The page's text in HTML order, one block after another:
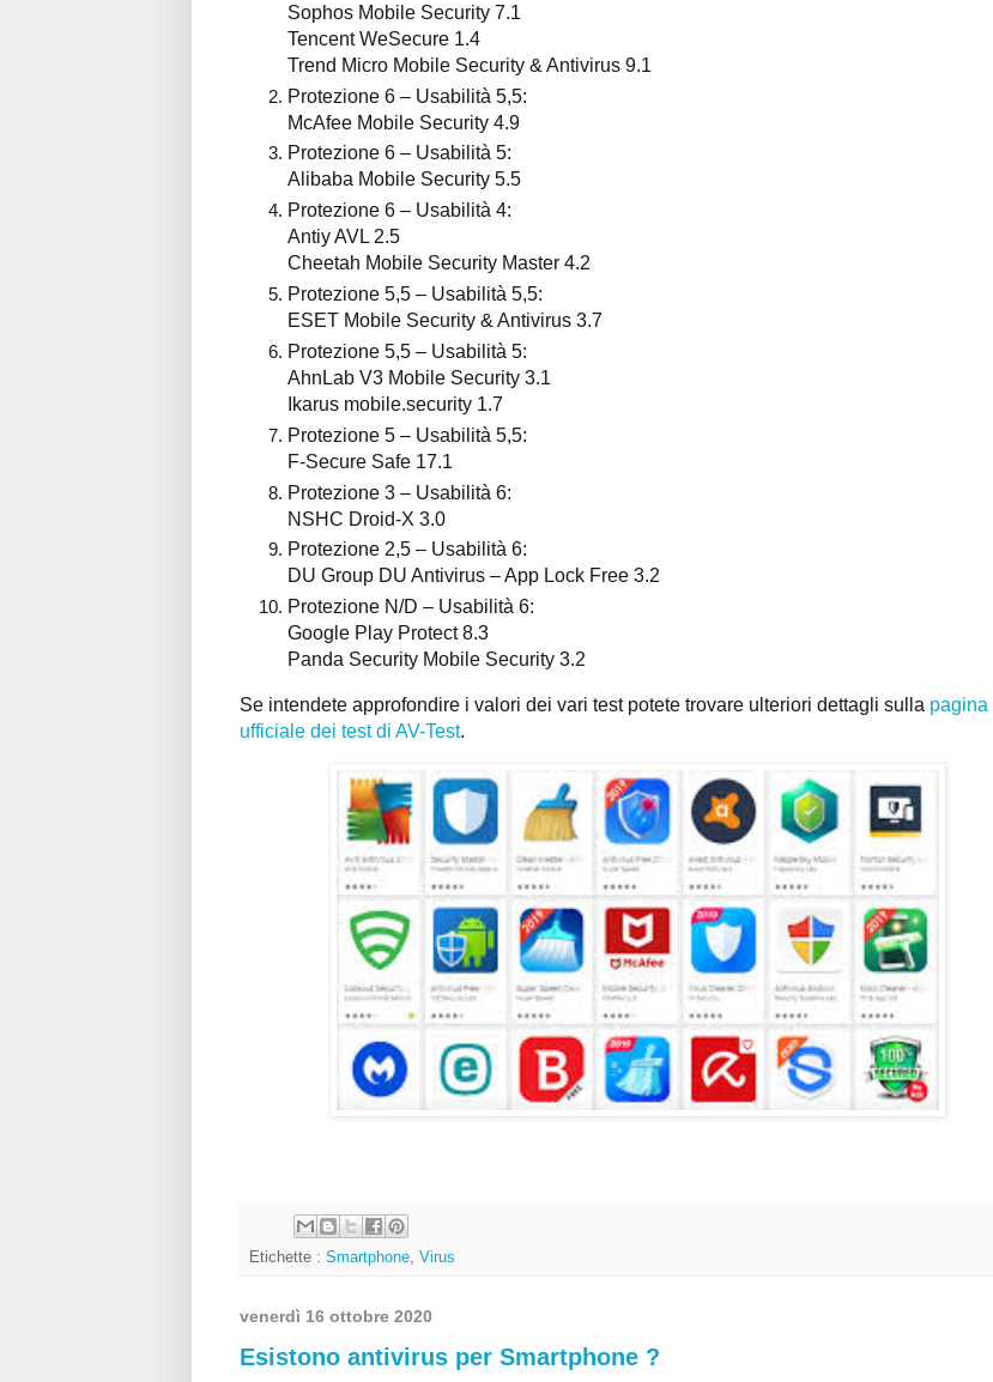
Sophos Mobile Security 7.1
Tencent WeSecure 1.4
Trend Micro Mobile Security & Antivirus 9.1
Protezione 6 – Usabilità 5,5:
McAfee Mobile Security 4.9
Protezione 6 – Usabilità 5:
Alibaba Mobile Security 5.5
Protezione 6 – Usabilità 4:
Antiy AVL 2.5
Cheetah Mobile Security Master 4.2
Protezione 5,5 – Usabilità 5,5:
ESET Mobile Security & Antivirus 3.7
Protezione 5,5 – Usabilità 5:
AhnLab V3 Mobile Security 3.1
Ikarus mobile.security 1.7
Protezione 5 – Usabilità 5,5:
F-Secure Safe 17.1
Protezione 3 – Usabilità 6:
NSHC Droid-X 3.0
Protezione 2,5 – Usabilità 6:
DU Group DU Antivirus – App Lock Free 3.2
Protezione N/D – Usabilità 6:
Google Play Protect 8.3
Panda Security Mobile Security 3.2
Se intendete approfondire i valori dei vari test potete trovare ulteriori dettagli sulla pagina
ufficiale dei test di AV-Test.
Etichette : Smartphone, Virus
venerdì 16 ottobre 2020
Esistono antivirus per Smartphone ?